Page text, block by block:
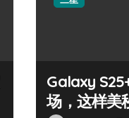
Galaxy
场，这样美